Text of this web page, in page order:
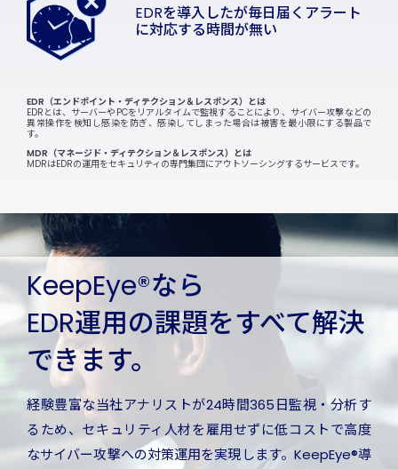
EDRを導入したが毎日届くアラート
に対応する時間が無い
EDR（エンドポイント・ディテクション＆レスポンス）とは
EDRとは、サーバーやPCをリアルタイムで監視することにより、サイバー攻撃などの
異常操作を検知し感染を防ぎ、感染してしまった場合は被害を最小限にする製品で
す。
MDR（マネージド・ディテクション＆レスポンス）とは
MDRはEDRの運用をセキュリティの専門集団にアウトソーシングするサービスです。
KeepEye®なら
EDR運用の課題をすべて解決
できます。
経験豊富な当社アナリストが24時間365日監視・分析す
るため、セキュリティ人材を雇用せずに低コストで高度
なサイバー攻撃への対策運用を実現します。KeepEye®導